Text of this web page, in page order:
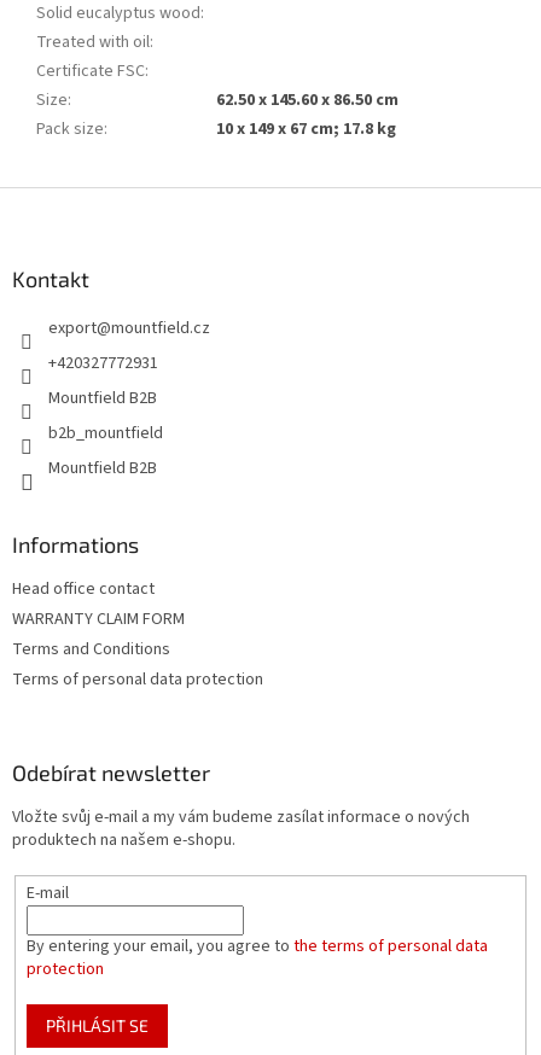
Solid eucalyptus wood:
Treated with oil:
Certificate FSC:
Size:
62.50 x 145.60 x 86.50 cm
Pack size: 10 x 149 x 67 cm; 17.8 kg
Kontakt
export@mountfield.cz
+420327772931
Mountfield B2B
b2b_mountfield
Mountfield B2B
Informations
Head office contact
WARRANTY CLAIM FORM
Terms and Conditions
Terms of personal data protection
Odebírat newsletter
Vložte svůj e-mail a my vám budeme zasílat informace o nových
produktech na našem e-shopu.
E-mail
By entering your email, you agree to the terms of personal data
protection
PŘIHLÁSIT SE